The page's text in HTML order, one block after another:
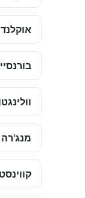
מנג'רה